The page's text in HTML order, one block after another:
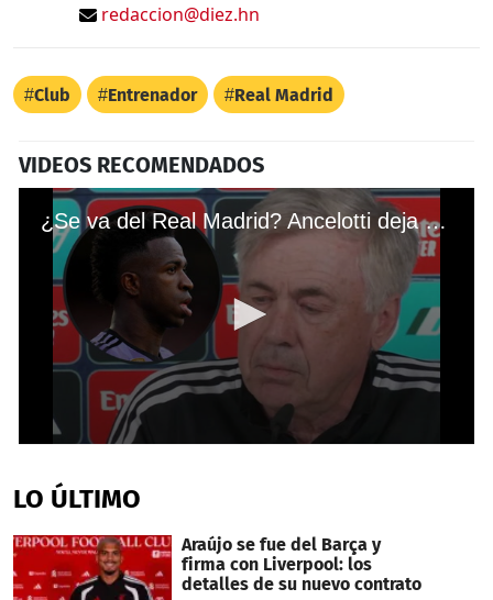
redaccion@diez.hn
Club Entrenador Real Madrid
VIDEOS RECOMENDADOS
¿Se va del Real Madrid? Ancelotti deja claro el futuro de Vinicius y revela cómo está el brasileño por su caso de racismo
of
49
LO ÚLTIMO
Araújo se fue del Barça y
firma con Liverpool: los
detalles de su nuevo contrato